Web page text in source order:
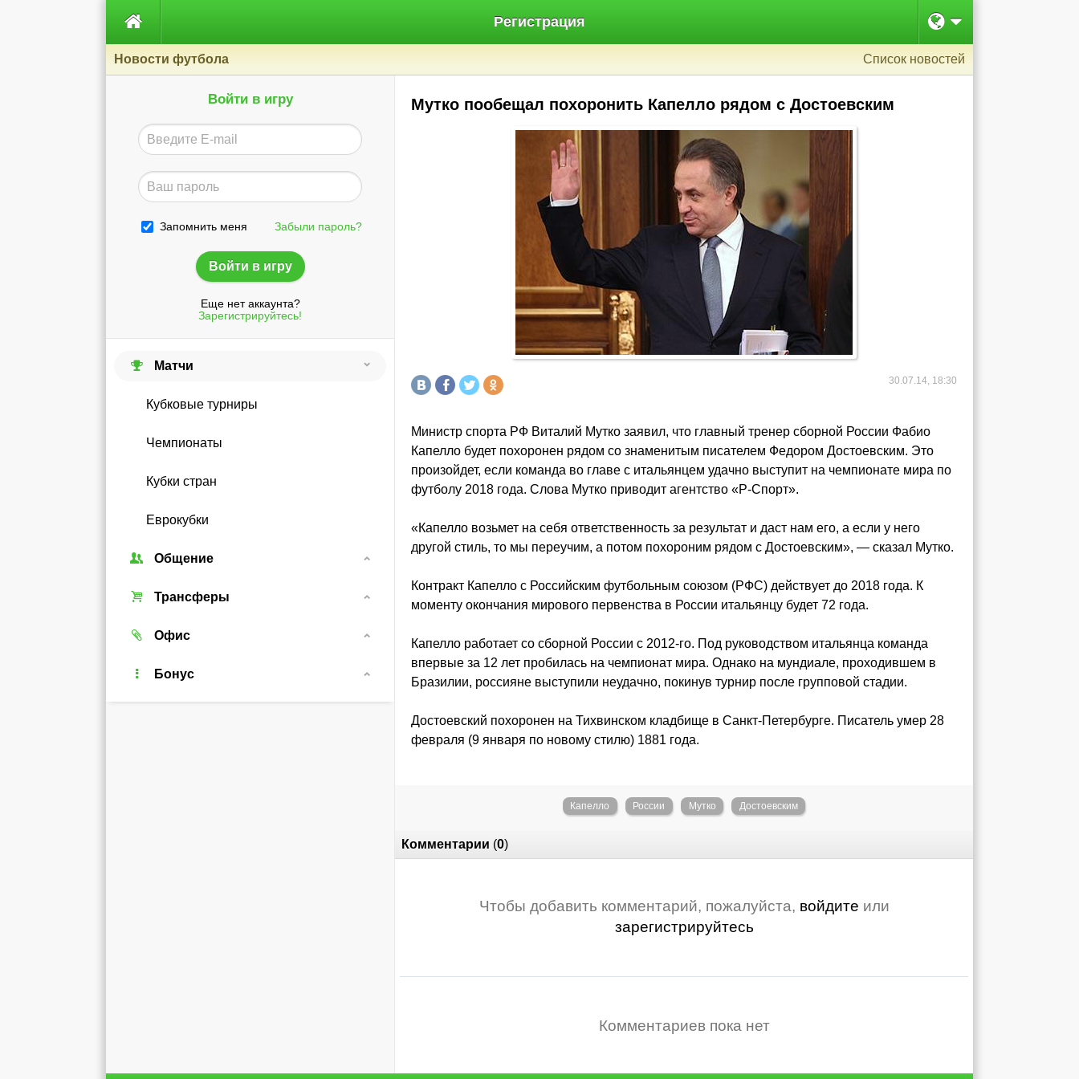
 Регистрация
Новости футбола Список новостей
Войти в игру
Запомнить меня Забыли пароль?
Еще нет аккаунта?
Зарегистрируйтесь!
Матчи
Кубковые турниры
Чемпионаты
Кубки стран
Еврокубки
Общение
Союзы
Форум
Чат
Трансферы
Трансферный рынок
Реальные игроки
Офис
Легенды
Бонус
Мутко пообещал похоронить Капелло рядом с Достоевским
30.07.14, 18:30
Министр спорта РФ Виталий Мутко заявил, что главный тренер сборной России Фабио
Капелло будет похоронен рядом со знаменитым писателем Федором Достоевским. Это
произойдет, если команда во главе с итальянцем удачно выступит на чемпионате мира по
футболу 2018 года. Слова Мутко приводит агентство «Р-Спорт».
«Капелло возьмет на себя ответственность за результат и даст нам его, а если у него
другой стиль, то мы переучим, а потом похороним рядом с Достоевским», — сказал Мутко.
Контракт Капелло с Российским футбольным союзом (РФС) действует до 2018 года. К
моменту окончания мирового первенства в России итальянцу будет 72 года.
Капелло работает со сборной России с 2012-го. Под руководством итальянца команда
впервые за 12 лет пробилась на чемпионат мира. Однако на мундиале, проходившем в
Бразилии, россияне выступили неудачно, покинув турнир после групповой стадии.
Достоевский похоронен на Тихвинском кладбище в Санкт-Петербурге. Писатель умер 28
февраля (9 января по новому стилю) 1881 года.
Капелло России Мутко Достоевским
Комментарии (0)
Чтобы добавить комментарий, пожалуйста, войдите или
зарегистрируйтесь
Комментариев пока нет